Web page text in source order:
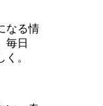
なる情
毎日
。